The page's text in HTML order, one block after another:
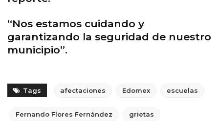
“Nos estamos cuidando y
garantizando la seguridad de nuestro
municipio”.
Tags afectaciones Edomex escuelas
Fernando Flores Fernández grietas